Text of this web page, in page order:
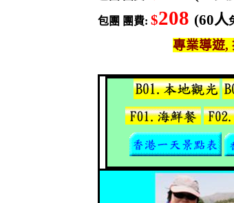
包團 團費: $208 (60人
專業導遊,